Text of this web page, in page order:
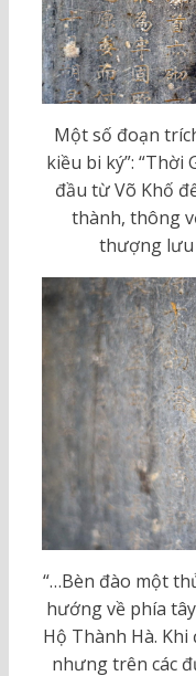
Một số đoạn
kiều bi ký”:
đầu từ Võ Khố
thành, thông
thượng lưu
“…Bèn đào một
hướng về phía
Hộ Thành Hà.
nhưng trên các